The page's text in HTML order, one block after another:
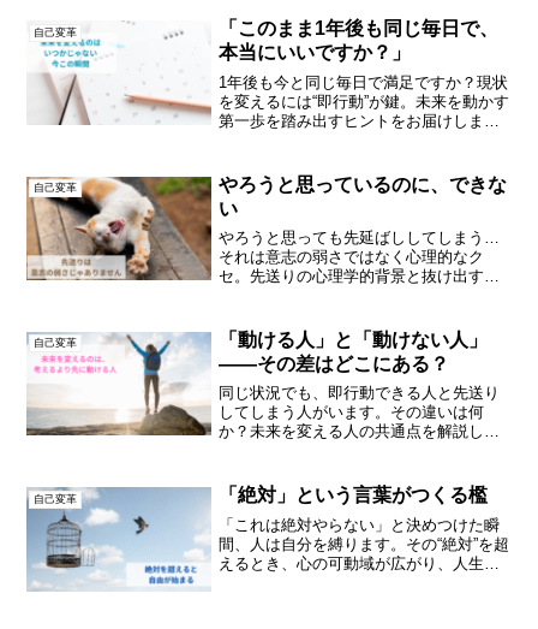
自己変革
「このまま1年後も同じ毎日で、
本当にいいですか？」
1年後も今と同じ毎日で満足ですか？現状
を変えるには“即行動”が鍵。未来を動かす
第一歩を踏み出すヒントをお届けしま
自己変革
やろうと思っているのに、できな
い
やろうと思っても先延ばししてしまう…
それは意志の弱さではなく心理的なク
セ。先送りの心理学的背景と抜け出す３
自己変革
「動ける人」と「動けない人」
——その差はどこにある？
同じ状況でも、即行動できる人と先送り
してしまう人がいます。その違いは何
か？未来を変える人の共通点を解説しま
自己変革 「絶対」という言葉がつくる檻
「これは絶対やらない」と決めつけた瞬
間、人は自分を縛ります。その“絶対”を超
えるとき、心の可動域が広がり、人生は